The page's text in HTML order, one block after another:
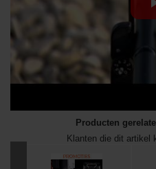
Producten
Klanten die dit artikel